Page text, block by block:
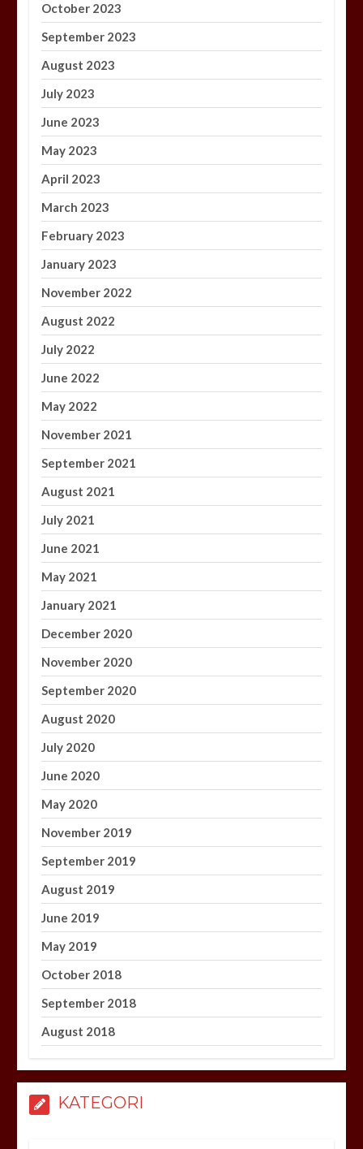
October 2023
September 2023
August 2023
July 2023
June 2023
May 2023
April 2023
March 2023
February 2023
January 2023
November 2022
August 2022
July 2022
June 2022
May 2022
November 2021
September 2021
August 2021
July 2021
June 2021
May 2021
January 2021
December 2020
November 2020
September 2020
August 2020
July 2020
June 2020
May 2020
November 2019
September 2019
August 2019
June 2019
May 2019
October 2018
September 2018
August 2018
KATEGORI